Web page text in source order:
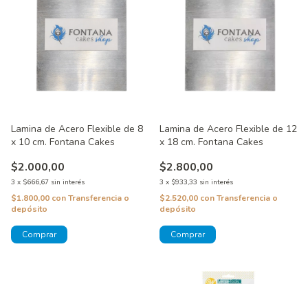
Lamina de Acero Flexible de 8
x 10 cm. Fontana Cakes
$2.000,00
3 x $666,67 sin interés
$1.800,00 conTransferencia o
depósito
Lamina de Acero Flexible de 12
x 18 cm. Fontana Cakes
$2.800,00
3 x $933,33 sin interés
$2.520,00 conTransferencia o
depósito